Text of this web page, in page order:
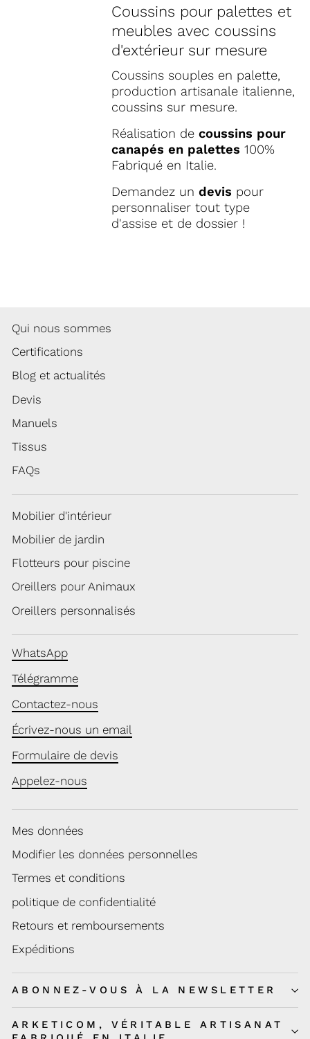
Coussins pour palettes et
meubles avec coussins
d'extérieur sur mesure
Coussins souples en palette,
production artisanale italienne,
coussins sur mesure.
Réalisation de coussins pour
canapés en palettes 100%
Fabriqué en Italie.
Demandez un devis pour
personnaliser tout type
d'assise et de dossier !
Qui nous sommes
Certifications
Blog et actualités
Devis
Manuels
Tissus
FAQs
Mobilier d'intérieur
Mobilier de jardin
Flotteurs pour piscine
Oreillers pour Animaux
Oreillers personnalisés
WhatsApp
Télégramme
Contactez-nous
Écrivez-nous un email
Formulaire de devis
Appelez-nous
Mes données
Modifier les données personnelles
Termes et conditions
politique de confidentialité
Retours et remboursements
Expéditions
ABONNEZ-VOUS À LA NEWSLETTER
ARKETICOM, VÉRITABLE ARTISANAT